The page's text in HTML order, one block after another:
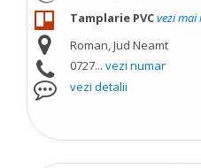
Tamplarie PVCvezi mai
Roman, Jud Neamt
0727... vezi numar
vezi detalii